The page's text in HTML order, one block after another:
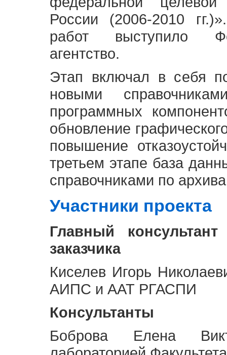
России (2006-2010
работ выступило
агентство.
Этап включал в себя
новыми
программных
обновление
повышение
третьем этапе база
справочниками по
Участники проекта
Главный
заказчика
Киселев Игорь
АИПС и ААТ РГАСПИ
Консультанты
Боброва Елена